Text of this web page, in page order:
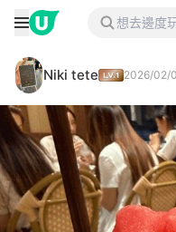
Niki tete 2026/02/